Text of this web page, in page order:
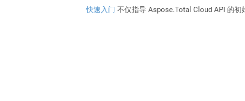
快速入门 不仅指导 Aspose.Total Cloud API 的初